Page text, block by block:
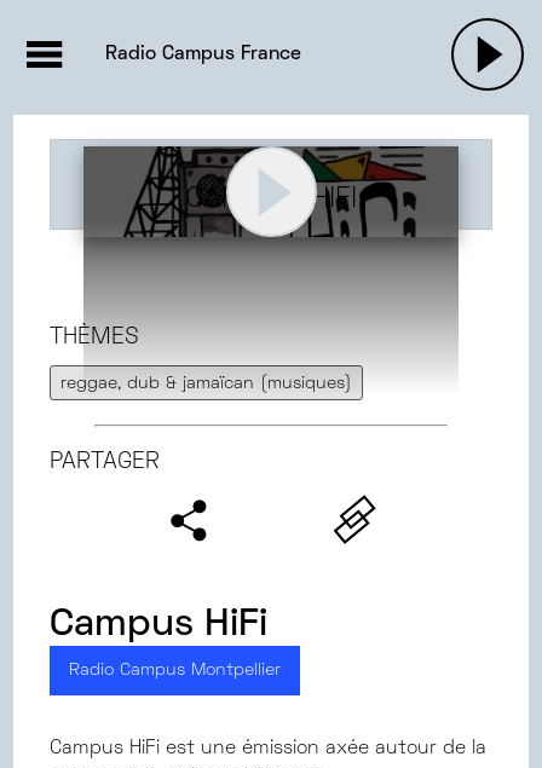
ACTUALITÉS
EMISSIONS |
PODCASTS
Radio Campus France
CAMPUS HIFI
THÈMES
reggae, dub & jamaïcan (musiques)
PARTAGER
Campus HiFi
Radio Campus Montpellier
Campus HiFi est une émission axée autour de la